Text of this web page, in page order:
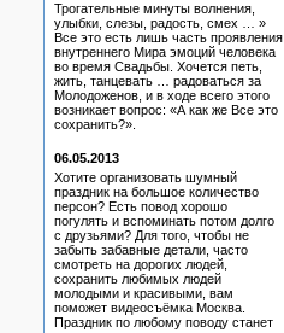
Трогательные минуты волнения,
улыбки, слезы, радость, смех … »
Все это есть лишь часть проявления
внутреннего Мира эмоций человека
во время Свадьбы. Хочется петь,
жить, танцевать … радоваться за
Молодоженов, и в ходе всего этого
возникает вопрос: «А как же Все это
сохранить?».
06.05.2013
Хотите организовать шумный
праздник на большое количество
персон? Есть повод хорошо
погулять и вспоминать потом долго
с друзьями? Для того, чтобы не
забыть забавные детали, часто
смотреть на дорогих людей,
сохранить любимых людей
молодыми и красивыми, вам
поможет видеосъёмка Москва.
Праздник по любому поводу станет